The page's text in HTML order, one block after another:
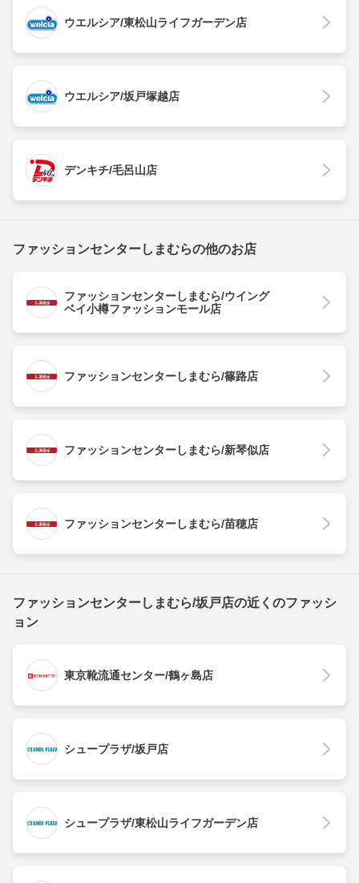
ウエルシア/東松山ライフガーデン店
ウエルシア/坂戸塚越店
デンキチ/毛呂山店
ファッションセンターしまむらの他のお店
ファッションセンターしまむら/ウイング
ベイ小樽ファッションモール店
ファッションセンターしまむら/篠路店
ファッションセンターしまむら/新琴似店
ファッションセンターしまむら/苗穂店
ファッションセンターしまむら/坂戸店の近くのファッシ
ョン
東京靴流通センター/鶴ヶ島店
シュープラザ/坂戸店
シュープラザ/東松山ライフガーデン店